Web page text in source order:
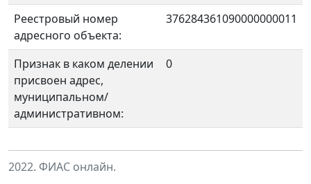
Реестровый номер
адресного объекта:
376284361090000000011
Признак в каком делении
присвоен адрес,
муниципальном/
административном:
0
2022. ФИАС онлайн.